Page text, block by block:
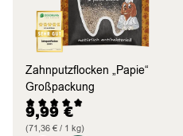
Zahnputzflocken „Papie“
Großpackung
9,99€
(71,36 € / 1 kg)